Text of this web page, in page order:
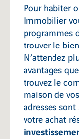
Saint-
Pour habiter
Immobilier
programmes
trouver le
N’attendez
avantages
trouvez le
maison de
adresses
votre achat